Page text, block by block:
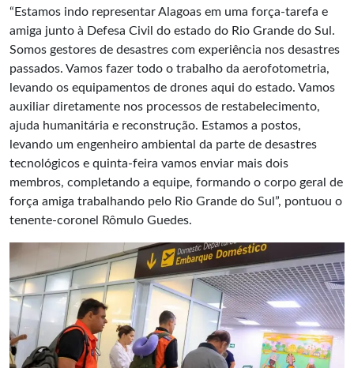
“Estamos indo representar Alagoas em uma força-tarefa e
amiga junto à Defesa Civil do estado do Rio Grande do Sul.
Somos gestores de desastres com experiência nos desastres
passados. Vamos fazer todo o trabalho da aerofotometria,
levando os equipamentos de drones aqui do estado. Vamos
auxiliar diretamente nos processos de restabelecimento,
ajuda humanitária e reconstrução. Estamos a postos,
levando um engenheiro ambiental da parte de desastres
tecnológicos e quinta-feira vamos enviar mais dois
membros, completando a equipe, formando o corpo geral de
força amiga trabalhando pelo Rio Grande do Sul”, pontuou o
tenente-coronel Rômulo Guedes.